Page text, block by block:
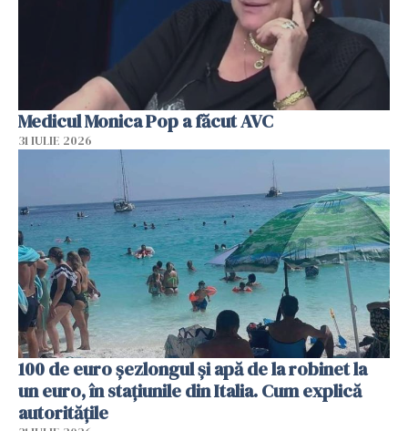
Medicul Monica Pop a făcut AVC
31 IULIE 2026
100 de euro șezlongul și apă de la robinet la
un euro, în stațiunile din Italia. Cum explică
autoritățile